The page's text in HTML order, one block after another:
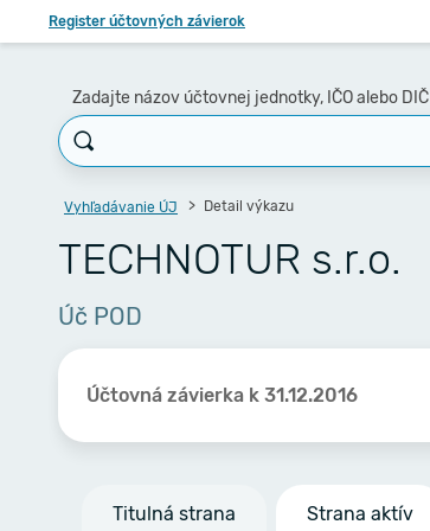
Register účtovných závierok
Zadajte názov účtovnej jednotky, IČO alebo DIČ
Vyhľadávanie ÚJ Detail výkazu
TECHNOTUR s.r.o.
Úč POD
Účtovná závierka k 31.12.2016
Titulná strana Strana aktív